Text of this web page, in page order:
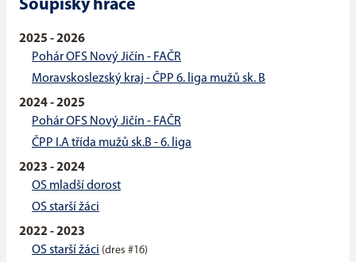
Soupisky hráče
2025 - 2026
Pohár OFS Nový Jičín - FAČR
Moravskoslezský kraj - ČPP 6. liga mužů sk. B
2024 - 2025
Pohár OFS Nový Jičín - FAČR
ČPP I.A třída mužů sk.B - 6. liga
2023 - 2024
OS mladší dorost
OS starší žáci
2022 - 2023
OS starší žáci (dres #16)